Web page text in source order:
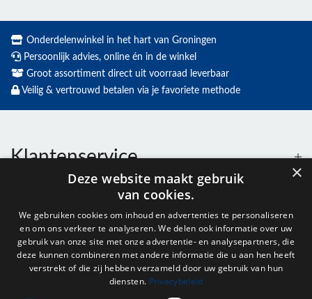
Onderdelenwinkel in het hart van Groningen
Persoonlijk advies, online én in de winkel
Groot assortiment direct uit voorraad leverbaar
Veilig & vertrouwd betalen via je favoriete methode
Klantenservice
Openingstijden
Nieuwsbrief
×
Deze website maakt gebruik
van cookies.
We gebruiken cookies om inhoud en advertenties te personaliseren
en om ons verkeer te analyseren. We delen ook informatie over uw
gebruik van onze site met onze advertentie- en analysepartners, die
deze kunnen combineren met andere informatie die u aan hen heeft
verstrekt of die zij hebben verzameld door uw gebruik van hun
diensten. Privacybeleid